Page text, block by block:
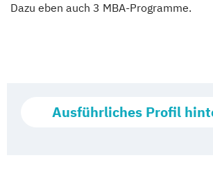
Dazu eben auch 3 MBA-Programme.
Ausführliches Profil